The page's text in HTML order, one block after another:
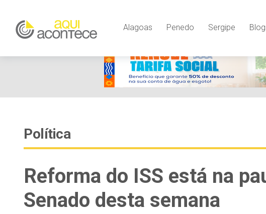
Alagoas Penedo Sergipe
Política
Reforma do ISS está na
Senado desta semana